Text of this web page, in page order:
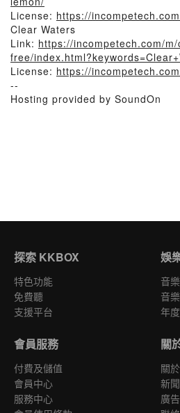
License: https://
Clear Waters
Link: https://incompetech.com/
free/
License: https://
--
Hosting provided by SoundOn
探索 KKBOX
特色功能
免費聽
支援平台
娛
音
音
年
會員服務
付費及儲值
會員中心
服務中心
關
關
新
廣